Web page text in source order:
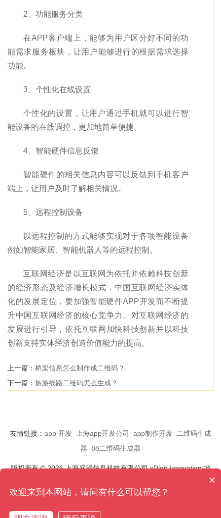
2、功能服务分类
在APP客户端上，能够为用户区分好不同的功
能需求服务板块，让用户能够进行的根据需求选择
功能。
3、个性化在线设置
个性化的设置，让用户通过手机就可以进行智
能设备的在线调控，更加地简单便捷。
4、智能硬件信息反馈
智能硬件的相关信息内容可以反馈到手机客户
端上，让用户及时了解相关情况。
5、远程控制设备
以远程控制的方式能够实现对于各项智能设备
例如智能家居、智能机器人等的远程控制。
互联网经济是以互联网为依托并依赖科技创新
的经济形态及经济增长模式，中国互联网经济实体
化的发展定位，要加强智能硬件APP开发而不断提
升中国互联网经济的核心竞争力。对互联网经济的
发展进行引导，依托互联网加快科技创新并以科技
创新支持实体经济创造价值能力的提高。
上一篇： 桥梁信息怎么制作成二维码？
下一篇： 旅游线路二维码怎么生成？
友情链接： app 开发 上海app开发公司 app制作开发
二维码生成
器 88二维码生成器
版权所有 © 2026 上海盛涢信息科技有限公司 xDigit Innovation 地
QQ:1295972330 沪ICP备14035016号
×
欢迎来到本网站，请问有什么可以帮您？